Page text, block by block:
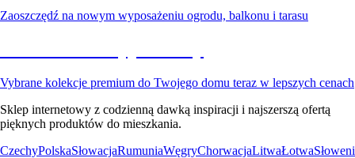
Zaoszczędź na nowym wyposażeniu ogrodu, balkonu i tarasu
Vybrane kolekcje premium do Twojego domu teraz w lepszych cenach
Sklep internetowy z codzienną dawką inspiracji i najszerszą ofertą
pięknych produktów do mieszkania.
CzechyPolskaSłowacjaRumuniaWęgryChorwacjaLitwaŁotwa